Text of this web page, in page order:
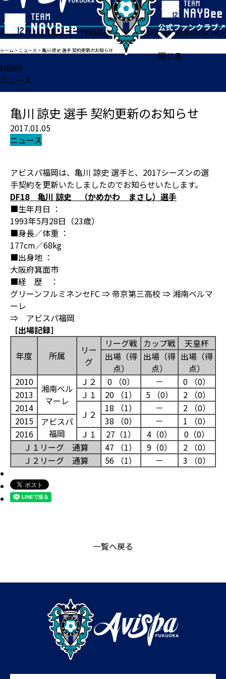
閉じる
HOMETICKETMATCHTEAMNEWSGOODSFANACADEMY
ホーム >ニュース >亀川 諒史 選手 契約更新のお知らせ
NEWS
ニュース
亀川 諒史 選手 契約更新のお知らせ
2017.01.05
ニュース
アビスパ福岡は、亀川 諒史 選手と、2017シーズンの選
手契約を更新いたしましたのでお知らせいたします。
DF18 亀川 諒史 （かめかわ まさし）選手
■生年月日 ：
1993年5月28日（23歳）
■身長／体重 ：
177cm／68kg
■出身地 ：
大阪府箕面市
■経 歴 ：
グリーンフルミネンセFC ⇒ 帝京第三高校 ⇒ 湘南ベルマ
ーレ
⇒ アビスパ福岡
［出場記録］
年度 所属
リー
グ
リーグ戦 カップ戦
天皇杯
出場（得
点）
出場（得
点）
出場（得
点）
2010
湘南ベル
マーレ
Ｊ２ 0 （0） －
0 （0）
2013
Ｊ１ 20 （1） 5 （0）
2 （0）
2014
Ｊ２
18 （1） －
2 （0）
2015
アビスパ
福岡
38 （0） －
1 （0）
2016
Ｊ１ 27（1） 4（0）
0（0）
Ｊ１リーグ 通算
47 （1） 9（0）
2 （0）
Ｊ２リーグ 通算
56 （1） － 3 （0）
一覧へ戻る